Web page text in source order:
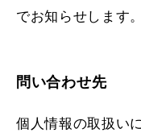
でお知らせします。
問い合わせ先
個人情報の取扱い